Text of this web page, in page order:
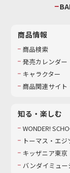
商品情報
商品検索
発売カレンダー
キャラクター
商品関連サイト
知る・楽しむ
WONDER!
トーマス・エ
キッザニア東京
バンダイミュー